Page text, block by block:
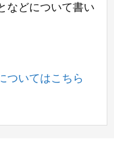
などについて書い
ついてはこちら